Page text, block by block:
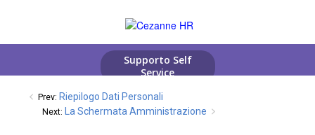
Prev: Riepilogo Dati Personali
Next: La Schermata Amministrazione